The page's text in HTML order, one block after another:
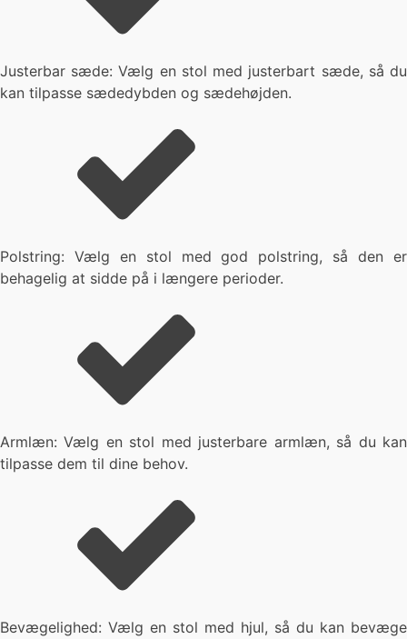
Justerbar sæde: Vælg en stol med justerbart sæde, så du
kan tilpasse sædedybden og sædehøjden.
Polstring: Vælg en stol med god polstring, så den er
behagelig at sidde på i længere perioder.
Armlæn: Vælg en stol med justerbare armlæn, så du kan
tilpasse dem til dine behov.
Bevægelighed: Vælg en stol med hjul, så du kan bevæge